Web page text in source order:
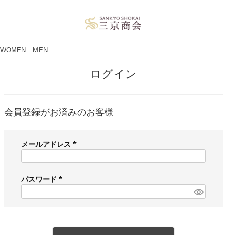
WOMEN MEN
ログイン
会員登録がお済みのお客様
メールアドレス
必
)
パスワード
必